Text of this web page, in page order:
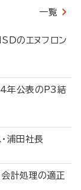
一覧
のエヌフロン
年公表のP3結
浦田社長
計処理の適正